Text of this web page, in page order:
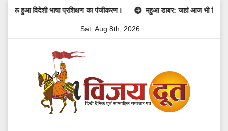
Skipभाषा प्रशिक्षण का पंजीकरण। महुआ डाबर: जहां आज भी जिंदा है 1857 की
Sat. Aug 8th, 2026